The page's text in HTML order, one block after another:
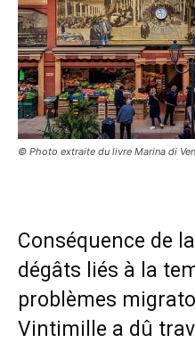
© Photo extraite du livre Marina di
Conséquence de
dégâts liés à la
problèmes
Vintimille a dû